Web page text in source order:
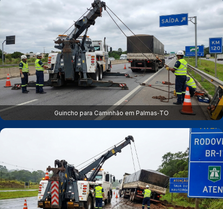
Guincho para Caminhão em Palmas‑TO